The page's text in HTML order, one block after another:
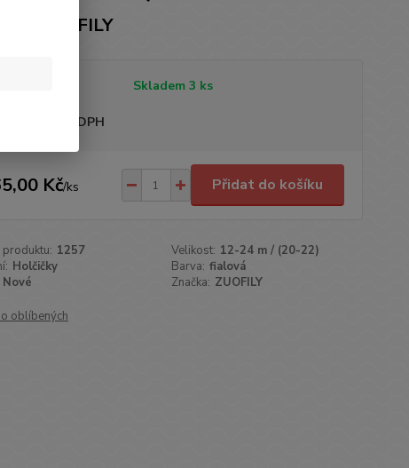
ZUOFILY
Skladem 3 ks
Nejsme plátci DPH
Kč/ks Přidat do košíku
1257 Velikost: 12-24 m / (20-22)
Holčičky Barva: fialová
Nové Značka: ZUOFILY
oblíbených